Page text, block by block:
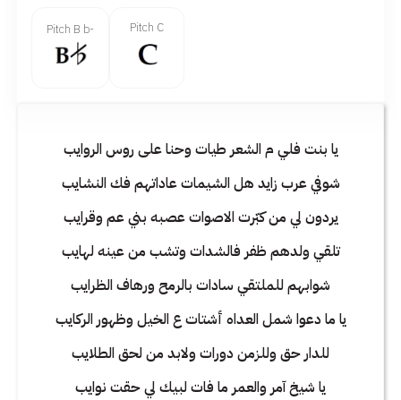
Pitch B b- Pitch C
يا بنت فلي م الشعر طيات وحنا على روس الروايب
شوفي عرب زايد هل الشيمات عاداتهم فك النشايب
يردون لي من كبّرت الاصوات عصبه بني عم وقرايب
تلقي ولدهم ظفر فالشدات وتشب من عينه لهايب
شوابهم للملتقي سادات بالرمح ورهاف الظرايب
يا ما دعوا شمل العداه أشتات ع الخيل وظهور الركايب
للدار حق وللزمن دورات ولابد من لحق الطلايب
يا شيخ آمر والعمر ما فات لبيك لي حقت نوايب